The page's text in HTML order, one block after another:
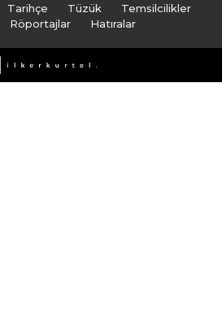
Tarihçe Tüzük
Temsilcilikler
Röportajlar Hatıralar